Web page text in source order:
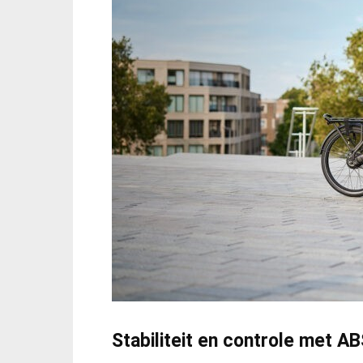
Stabiliteit en controle met